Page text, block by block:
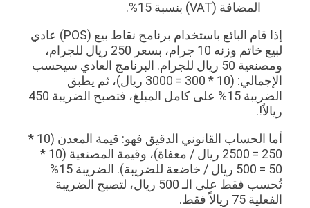
المضافة (VAT) بنسبة 15%.
إذا قام البائع باستخدام برنامج نقاط بيع (POS) عادي
لبيع خاتم وزنه 10 جرام، بسعر 250 ريال للجرام،
ومصنعية 50 ريال للجرام. البرنامج العادي سيحسب
الإجمالي: (10 * 300 = 3000 ريال)، ثم يطبق
الضريبة 15% على كامل المبلغ، فتصبح الضريبة 450
ريالاً!.
أما الحساب القانوني الدقيق فهو: قيمة المعدن (10 *
250 = 2500 ريال / معفاة)، وقيمة المصنعية (10 *
50 = 500 ريال / خاضعة للضريبة). الضريبة 15%
تُحسب فقط على الـ 500 ريال، لتصبح الضريبة
الفعلية 75 ريالاً فقط.